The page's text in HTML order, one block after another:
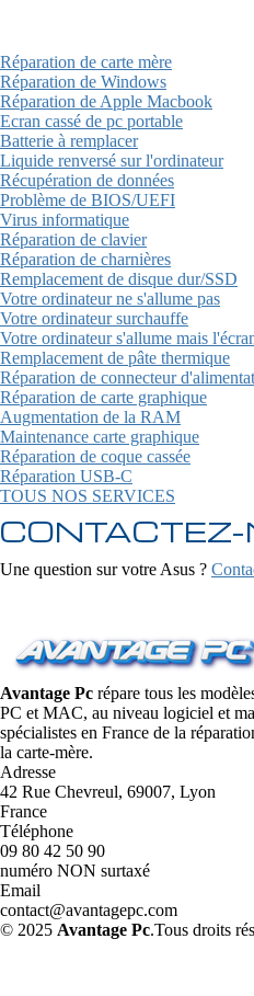
Réparation de carte mère
Réparation de Windows
Réparation de Apple Macbook
Ecran cassé de pc portable
Batterie à remplacer
Liquide renversé sur l'ordinateur
Récupération de données
Problème de BIOS/UEFI
Virus informatique
Réparation de clavier
Réparation de charnières
Remplacement de disque dur/SSD
Votre ordinateur ne s'allume pas
Votre ordinateur surchauffe
Votre ordinateur s'allume mais
Remplacement de pâte thermique
Réparation de connecteur
Réparation de carte graphique
Augmentation de la RAM
Maintenance carte graphique
Réparation de coque cassée
Réparation USB-C
TOUS NOS SERVICES
Une question sur votre Asus ?
Avantage Pc répare tous les
PC et MAC, au niveau logiciel et
spécialistes en France de la
la carte-mère.
Adresse
42 Rue Chevreul, 69007, Lyon
France
Téléphone
09 80 42 50 90
numéro NON surtaxé
Email
contact@avantagepc.com
© 2025 Avantage Pc.Tous droits